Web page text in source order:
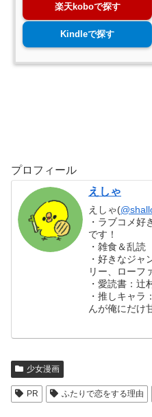
楽天koboで探す
Kindleで探す
プロフィール
えしゃ
えしゃ(
・ラブコメ好
です！
・雑食＆乱読
・好きなジャ
リー、ローフ
・愛読書：辻
・推しキャラ
んが俺にだけ
少女漫画
PR ふたりで恋をする理由